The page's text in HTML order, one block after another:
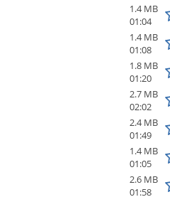
1.4 MB
01:04
1.4 MB
01:08
1.8 MB
01:20
2.7 MB
02:02
2.4 MB
01:49
1.4 MB
01:05
2.6 MB
01:58